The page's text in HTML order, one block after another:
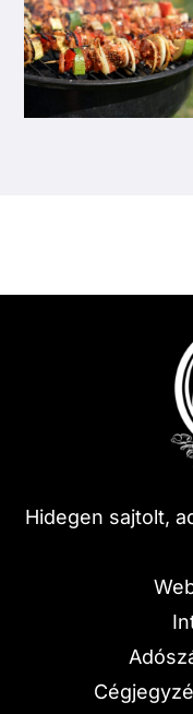
Hidegen sajtolt,